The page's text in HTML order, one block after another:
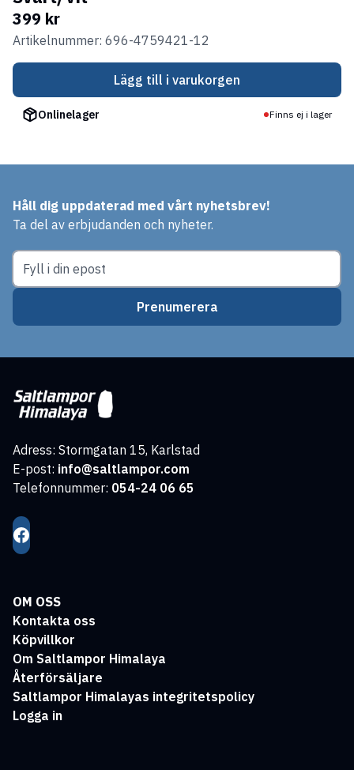
399 kr
Artikelnummer: 696-4759421-12
Lägg till i varukorgen
Onlinelager Finns ej i lager
Håll dig uppdaterad med vårt nyhetsbrev!
Ta del av erbjudanden och nyheter.
Prenumerera
Adress: Stormgatan 15, Karlstad
E-post: info@saltlampor.com
Telefonnummer: 054-24 06 65
OM OSS
Kontakta oss
Köpvillkor
Om Saltlampor Himalaya
Återförsäljare
Saltlampor Himalayas integritetspolicy
Logga in